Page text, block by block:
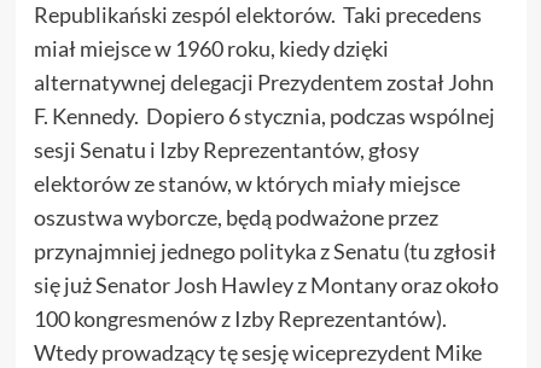
Republikański zespól elektorów. Taki precedens
miał miejsce w 1960 roku, kiedy dzięki
alternatywnej delegacji Prezydentem został John
F. Kennedy. Dopiero 6 stycznia, podczas wspólnej
sesji Senatu i Izby Reprezentantów, głosy
elektorów ze stanów, w których miały miejsce
oszustwa wyborcze, będą podważone przez
przynajmniej jednego polityka z Senatu (tu zgłosił
się już Senator Josh Hawley z Montany oraz około
100 kongresmenów z Izby Reprezentantów).
Wtedy prowadzący tę sesję wiceprezydent Mike